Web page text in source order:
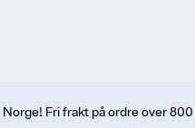
Fri frakt på ordre over